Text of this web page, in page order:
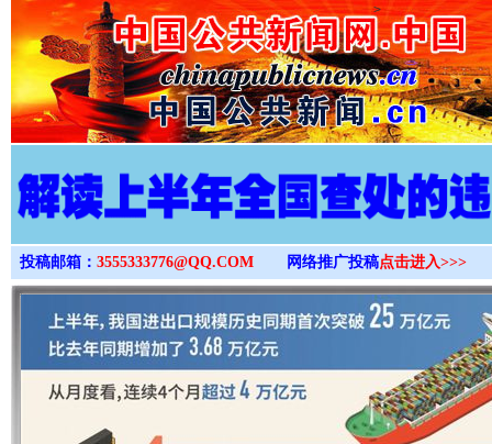
>
投稿邮箱： 3555333776@QQ.COM 网络推广投稿点击进入>>>